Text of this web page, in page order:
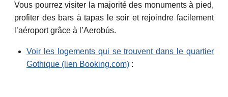
Vous pourrez visiter la majorité des monuments à pied,
profiter des bars à tapas le soir et rejoindre facilement
l’aéroport grâce à l’Aerobús.
Voir les logements qui se trouvent dans le quartier
Gothique (lien Booking.com) :